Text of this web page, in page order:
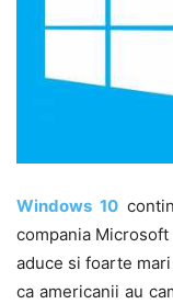
Windows 10
compania
aduce si foarte
ca americanii au